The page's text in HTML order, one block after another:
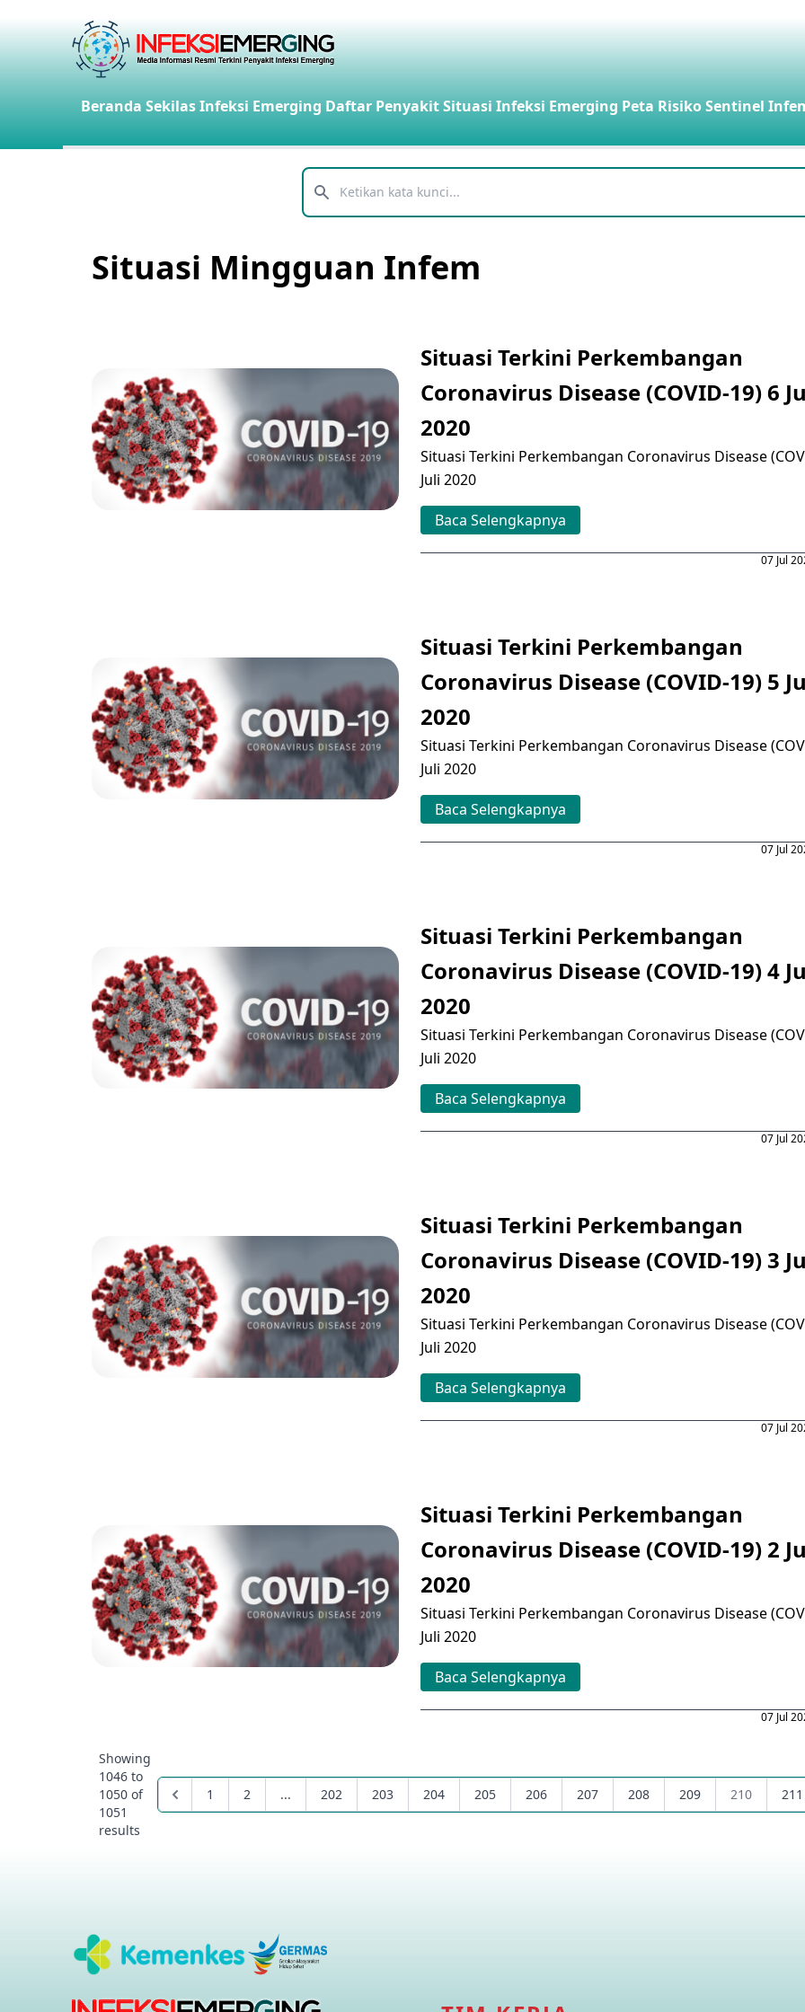
Beranda Sekilas Infeksi Emerging Daftar PenyakitSituasi Infeksi Emerging Peta RisikoSentinel
Telusuri
Situasi Mingguan Infem
Situasi Terkini Perkembangan
Coronavirus Disease (COVID-19) 6
2020
Situasi Terkini Perkembangan Coronavirus Disease
Juli 2020
Baca Selengkapnya
07 Jul
Situasi Terkini Perkembangan
Coronavirus Disease (COVID-19) 5
2020
Situasi Terkini Perkembangan Coronavirus Disease
Juli 2020
Baca Selengkapnya
07 Jul
Situasi Terkini Perkembangan
Coronavirus Disease (COVID-19) 4
2020
Situasi Terkini Perkembangan Coronavirus Disease
Juli 2020
Baca Selengkapnya
07 Jul
Situasi Terkini Perkembangan
Coronavirus Disease (COVID-19) 3
2020
Situasi Terkini Perkembangan Coronavirus Disease
Juli 2020
Baca Selengkapnya
07 Jul
Situasi Terkini Perkembangan
Coronavirus Disease (COVID-19) 2
2020
Situasi Terkini Perkembangan Coronavirus Disease
Juli 2020
Baca Selengkapnya
07 Jul
Showing
1046 to
1050 of
1051
results
1 2 ... 202 203 204 205 206 207 208 209 210 211